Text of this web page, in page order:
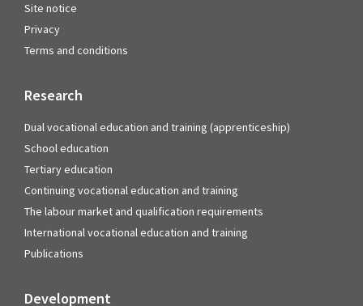
Site notice
Privacy
Terms and conditions
Research
Dual vocational education and training (apprenticeship)
School education
Tertiary education
Continuing vocational education and training
The labour market and qualification requirements
International vocational education and training
Publications
Development